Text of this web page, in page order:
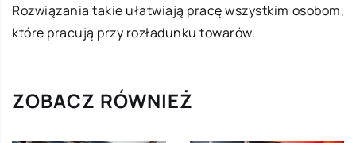
Rozwiązania takie ułatwiają pracę wszystkim osobom,
które pracują przy rozładunku towarów.
ZOBACZ RÓWNIEŻ